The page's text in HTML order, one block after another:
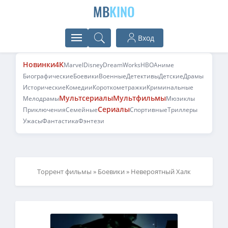
MBKINO
Вход
Новинки4KMarvelDisneyDreamWorksHBOАниме
БиографическиеБоевикиВоенныеДетективыДетскиеДрамы
ИсторическиеКомедииКороткометражкиКриминальные
МелодрамыМультсериалыМультфильмыМюзиклы
ПриключенияСемейныеСериалыСпортивныеТриллеры
УжасыФантастикаФэнтези
Торрент фильмы » Боевики » Невероятный Халк